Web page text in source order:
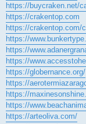
https://buycraken.net/
https://crakentop.com
https://crakentop.com/
https://
https://
https://
https://globernance.org/
https://
https://
https://
https://arteoliva.com/